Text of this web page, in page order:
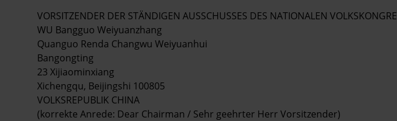
VORSITZENDER DER STÄNDIGEN AUSSCHUSSES DES NATIONALEN
WU Bangguo Weiyuanzhang
Quanguo Renda Changwu Weiyuanhui
Bangongting
23 Xijiaominxiang
Xichengqu, Beijingshi 100805
VOLKSREPUBLIK CHINA
(korrekte Anrede: Dear Chairman / Sehr geehrter Herr Vorsitzender)